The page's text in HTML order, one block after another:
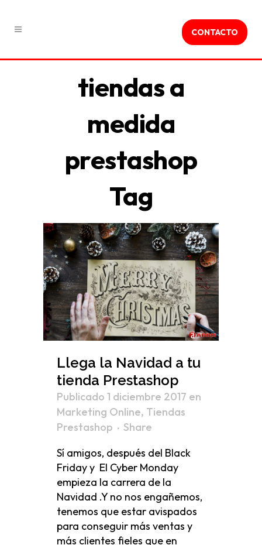
CONTACTO
tiendas a
medida
prestashop
Tag
Llega la Navidad a tu
tienda Prestashop
Publicado 1 diciembre 2017 en
Marketing Online, Tiendas
Prestashop
Share
Sí amigos, después del Black
Friday y El Cyber Monday
empieza la carrera de la
Navidad .Y no nos engañemos,
tenemos que estar avispados
para conseguir más ventas y
más clientes fieles que en